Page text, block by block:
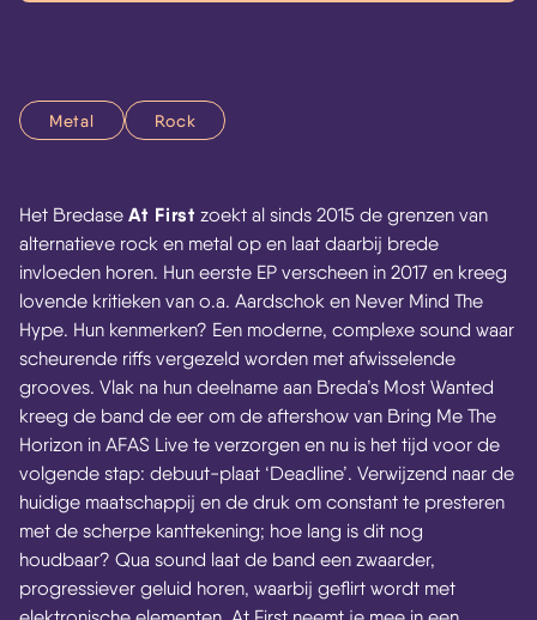
Metal Rock
Het Bredase At First zoekt al sinds 2015 de grenzen van
alternatieve rock en metal op en laat daarbij brede
invloeden horen. Hun eerste EP verscheen in 2017 en kreeg
lovende kritieken van o.a. Aardschok en Never Mind The
Hype. Hun kenmerken? Een moderne, complexe sound waar
scheurende riffs vergezeld worden met afwisselende
grooves. Vlak na hun deelname aan Breda’s Most Wanted
kreeg de band de eer om de aftershow van Bring Me The
Horizon in AFAS Live te verzorgen en nu is het tijd voor de
volgende stap: debuut-plaat ‘Deadline’. Verwijzend naar de
huidige maatschappij en de druk om constant te presteren
met de scherpe kanttekening; hoe lang is dit nog
houdbaar? Qua sound laat de band een zwaarder,
progressiever geluid horen, waarbij geflirt wordt met